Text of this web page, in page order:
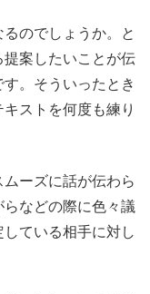
のでしょうか。と
案したいことが伝
。そういったとき
ストを何度も練り
ーズに話が伝わら
などの際に色々議
ている相手に対し